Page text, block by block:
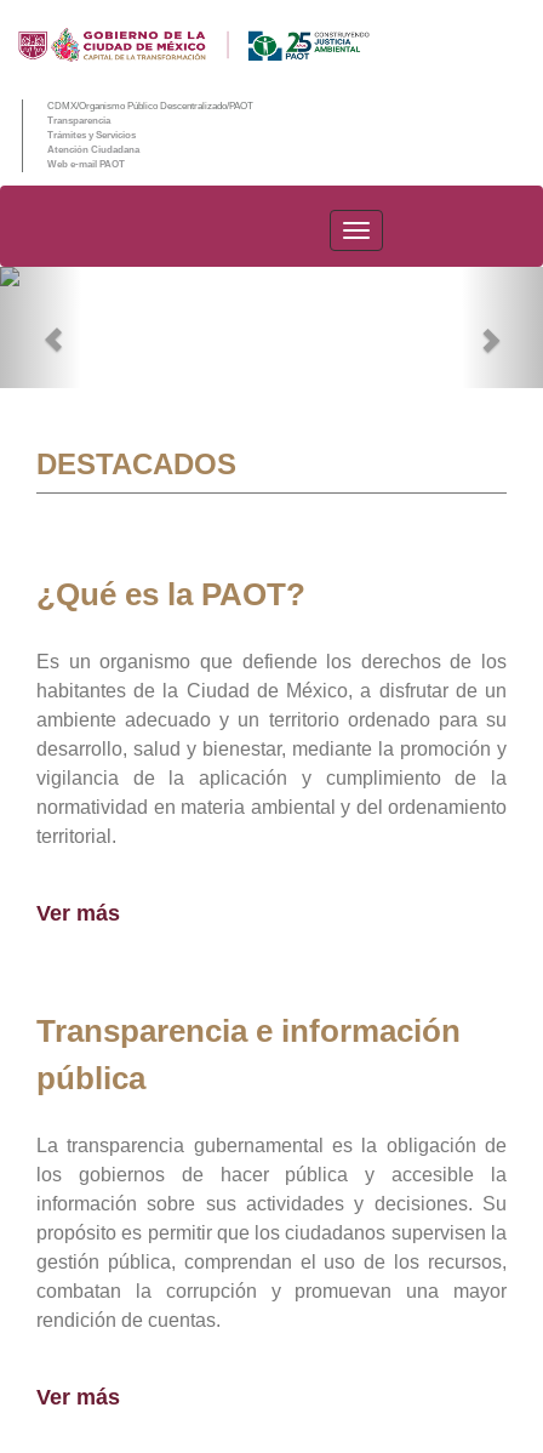
CDMX/Organismo Público Descentralizado/PAOT
Transparencia
Trámites y Servicios
Atención Ciudadana
Web e-mail PAOT
PAOT
DESTACADOS
¿Qué es la PAOT?
Es un organismo que defiende los derechos de los
habitantes de la Ciudad de México, a disfrutar de un
ambiente adecuado y un territorio ordenado para su
desarrollo, salud y bienestar, mediante la promoción y
vigilancia de la aplicación y cumplimiento de la
normatividad en materia ambiental y del ordenamiento
territorial.
Ver más
Transparencia e información
pública
La transparencia gubernamental es la obligación de
los gobiernos de hacer pública y accesible la
información sobre sus actividades y decisiones. Su
propósito es permitir que los ciudadanos supervisen la
gestión pública, comprendan el uso de los recursos,
combatan la corrupción y promuevan una mayor
rendición de cuentas.
Ver más